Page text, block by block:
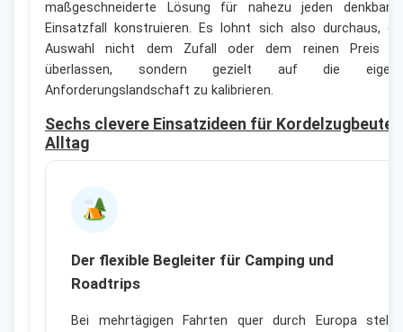
maßgeschneiderte Lösung für nahezu jeden
Einsatzfall konstruieren. Es lohnt sich also durchaus,
Auswahl nicht dem Zufall oder dem reinen Preis
überlassen, sondern gezielt auf die
Anforderungslandschaft zu kalibrieren.
Sechs clevere Einsatzideen für Kordelzugbeutel
Alltag
Der flexible Begleiter für Camping und
Roadtrips
Bei mehrtägigen Fahrten quer durch Europa